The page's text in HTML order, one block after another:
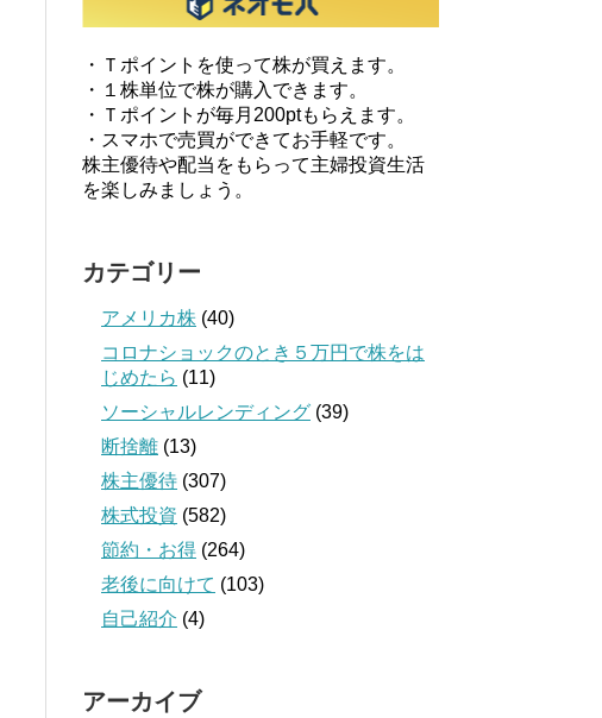
・Ｔポイントを使って株が買えます。
・１株単位で株が購入できます。
・Ｔポイントが毎月200ptもらえます。
・スマホで売買ができてお手軽です。
株主優待や配当をもらって主婦投資生活
を楽しみましょう。
カテゴリー
アメリカ株 (40)
コロナショックのとき５万円で株をは
じめたら (11)
ソーシャルレンディング (39)
断捨離 (13)
株主優待 (307)
株式投資 (582)
節約・お得 (264)
老後に向けて (103)
自己紹介 (4)
アーカイブ